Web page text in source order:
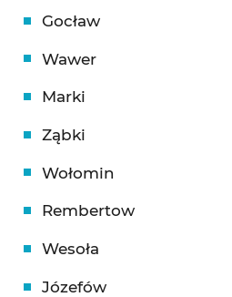
Gocław
Wawer
Marki
Ząbki
Wołomin
Rembertow
Wesoła
Józefów